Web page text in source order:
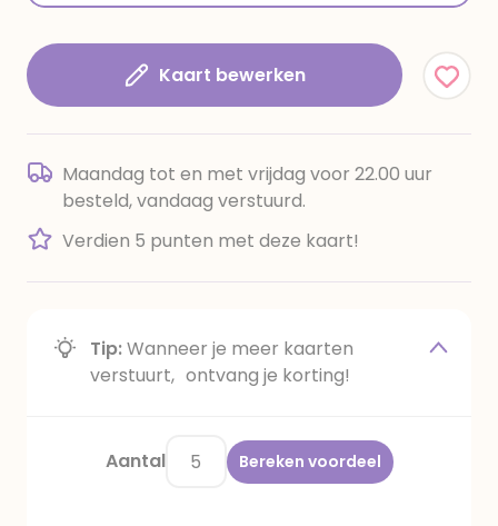
Kaart bewerken
Maandag tot en met vrijdag voor 22.00 uur
besteld, vandaag verstuurd.
Verdien 5 punten met deze kaart!
Tip:Wanneer je meer kaarten
verstuurt, ontvang je korting!
Aantal Bereken voordeel